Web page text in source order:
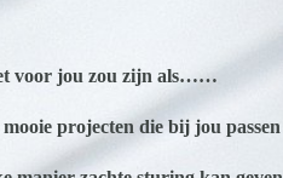
voor jou zou zijn als……
mooie projecten die bij jou passen